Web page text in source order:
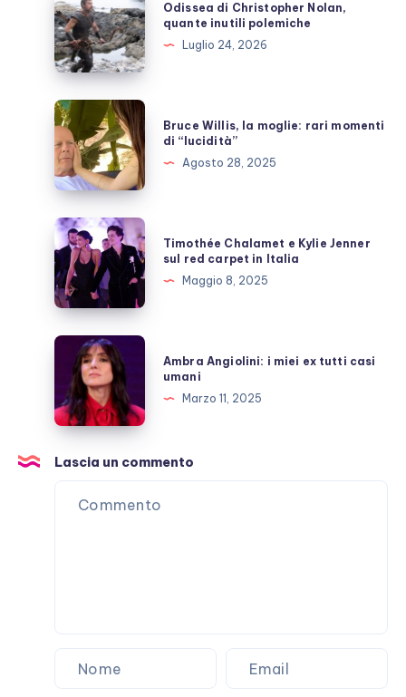
di
Christopher
Nolan,
quante
inutili
polemiche
Odissea di Christopher Nolan,
quante inutili polemiche
Luglio 24, 2026
Bruce
Willis,
la
moglie:
rari
momenti
di
“lucidità”
Bruce Willis, la moglie: rari momenti
di “lucidità”
Agosto 28, 2025
Timothée
Chalamet
e
Kylie
Jenner
sul
carpet
in
Italia
Timothée Chalamet e Kylie Jenner
sul red carpet in Italia
Maggio 8, 2025
Ambra
Angiolini:
miei
ex
tutti
casi
umani
Ambra Angiolini: i miei ex tutti casi
umani
Marzo 11, 2025
Lascia un commento